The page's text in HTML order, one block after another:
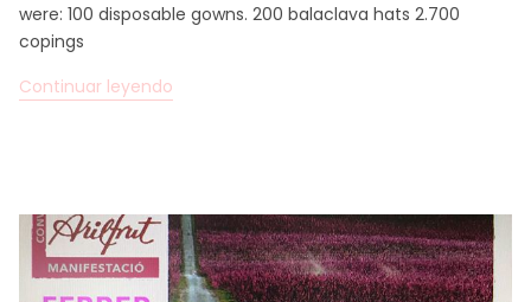
were: 100 disposable gowns. 200 balaclava hats 2.700
copings
Continuar leyendo